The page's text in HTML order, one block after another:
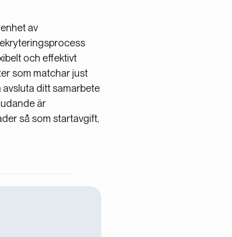
av
och effektivt
som matchar just
ditt samarbete
är
så som startavgift,